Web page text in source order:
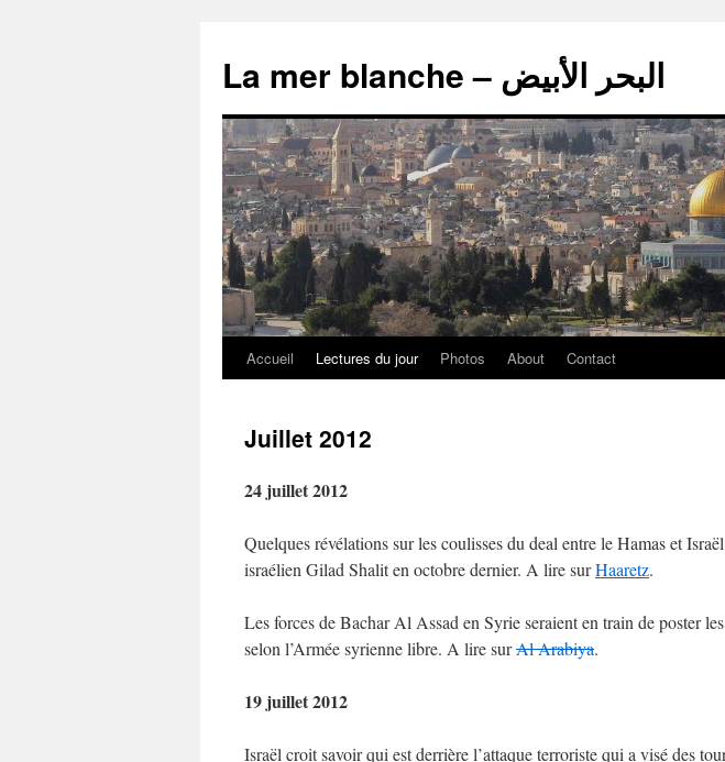
La mer blanche – البحر الأبيض
Accueil Lectures du jour Photos About Contact
Juillet 2012
24 juillet 2012
Quelques révélations sur les coulisses du deal entre le Hamas et
israélien Gilad Shalit en octobre dernier. A lire surHaaretz.
Les forces de Bachar Al Assad en Syrie seraient en train de poster
selon l’Armée syrienne libre. A lire surAl Arabiya.
19 juillet 2012
Israël croit savoir qui est derrière l’attaque terroriste qui a visé des